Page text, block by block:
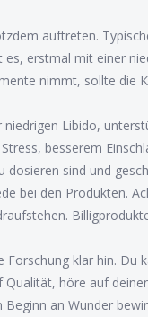
auftreten.
erstmal mit einer
nimmt, sollte die
Libido,
besserem
sind und
bei den Produkten.
klar hin. Du
höre auf
an Wunder